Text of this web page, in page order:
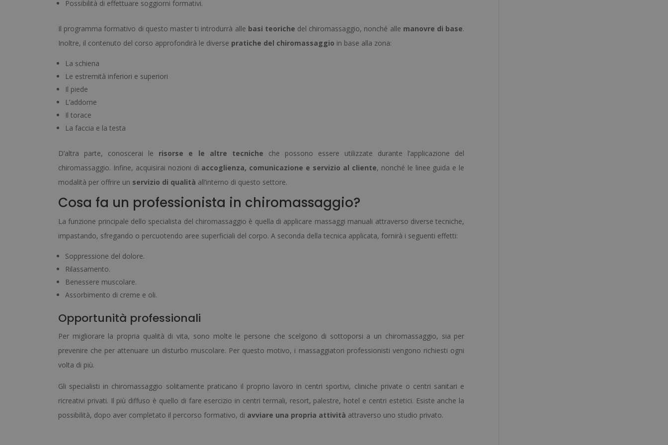
Possibilità di effettuare soggiorni formativi.
Il programma formativo di questo master ti introdurrà alle basi teoriche del chiromassaggio, nonché alle manovre di base.
Inoltre, il contenuto del corso approfondirà le diverse pratiche del chiromassaggio in base alla zona:
La schiena
Le estremità inferiori e superiori
Il piede
L’addome
Il torace
La faccia e la testa
D’altra parte, conoscerai le risorse e le altre tecniche che possono essere utilizzate durante l’applicazione del
chiromassaggio. Infine, acquisirai nozioni di accoglienza, comunicazione e servizio al cliente, nonché le linee guida e le
modalità per offrire un servizio di qualità all’interno di questo settore.
Cosa fa un professionista in chiromassaggio?
La funzione principale dello specialista del chiromassaggio è quella di applicare massaggi manuali attraverso diverse tecniche,
impastando, sfregando o percuotendo aree superficiali del corpo. A seconda della tecnica applicata, fornirà i seguenti effetti:
Soppressione del dolore.
Rilassamento.
Benessere muscolare.
Assorbimento di creme e oli.
Opportunità professionali
Per migliorare la propria qualità di vita, sono molte le persone che scelgono di sottoporsi a un chiromassaggio, sia per
prevenire che per attenuare un disturbo muscolare. Per questo motivo, i massaggiatori professionisti vengono richiesti ogni
volta di più.
Gli specialisti in chiromassaggio solitamente praticano il proprio lavoro in centri sportivi, cliniche private o centri sanitari e
ricreativi privati. Il più diffuso è quello di fare esercizio in centri termali, resort, palestre, hotel e centri estetici. Esiste anche la
possibilità, dopo aver completato il percorso formativo, di avviare una propria attività attraverso uno studio privato.